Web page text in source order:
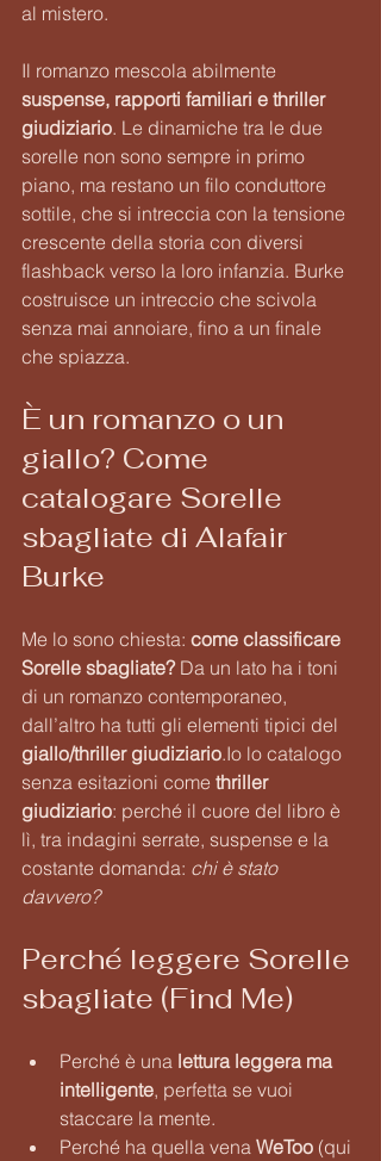
al mistero.
Il romanzo mescola abilmente
suspense, rapporti familiari e thriller
giudiziario. Le dinamiche tra le due
sorelle non sono sempre in primo
piano, ma restano un filo conduttore
sottile, che si intreccia con la tensione
crescente della storia con diversi
flashback verso la loro infanzia. Burke
costruisce un intreccio che scivola
senza mai annoiare, fino a un finale
che spiazza.
È un romanzo o un
giallo? Come
catalogare Sorelle
sbagliate di Alafair
Burke
Me lo sono chiesta: come classificare
Sorelle sbagliate? Da un lato ha i toni
di un romanzo contemporaneo,
dall’altro ha tutti gli elementi tipici del
giallo/thriller giudiziario.Io lo catalogo
senza esitazioni come thriller
giudiziario: perché il cuore del libro è
lì, tra indagini serrate, suspense e la
costante domanda: chi è stato
davvero?
Perché leggere Sorelle
sbagliate (Find Me)
Perché è una lettura leggera ma
intelligente, perfetta se vuoi
staccare la mente.
Perché ha quella vena WeToo (qui